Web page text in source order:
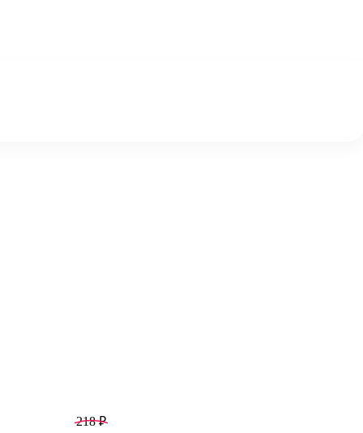
218 ₽